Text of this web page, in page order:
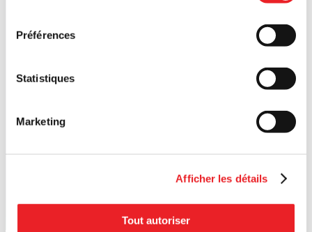
Préférences
Statistiques
Marketing
Afficher les détails
Tout autoriser